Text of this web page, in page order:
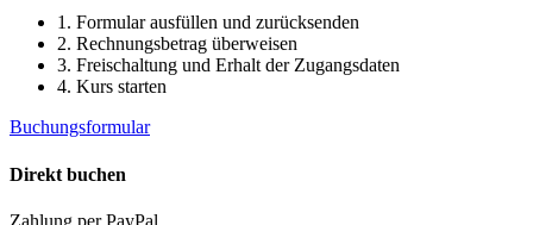
1. Formular ausfüllen und zurücksenden
2. Rechnungsbetrag überweisen
3. Freischaltung und Erhalt der Zugangsdaten
4. Kurs starten
Buchungsformular
Direkt buchen
Zahlung per PayPal